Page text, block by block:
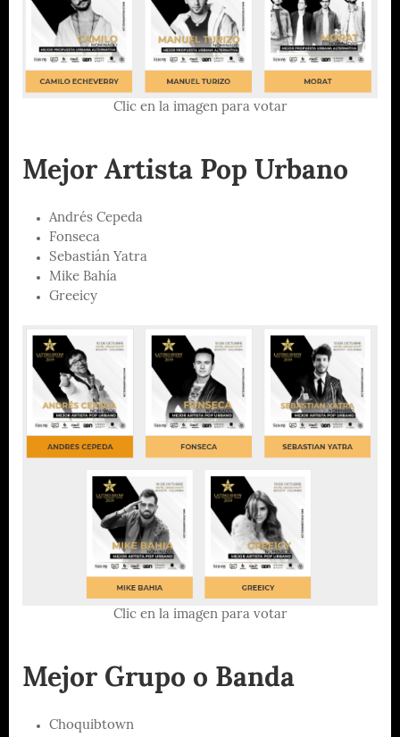
Clic en la imagen para votar
Mejor Artista Pop Urbano
Andrés Cepeda
Fonseca
Sebastián Yatra
Mike Bahía
Greeicy
Clic en la imagen para votar
Mejor Grupo o Banda
Choquibtown